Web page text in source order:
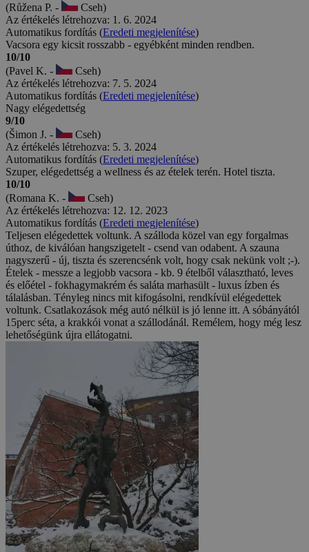
(Růžena P. -
Cseh)
Az értékelés létrehozva: 1. 6. 2024
Automatikus fordítás (Eredeti megjelenítése)
Vacsora egy kicsit rosszabb - egyébként minden rendben.
10/10
(Pavel K. -
Cseh)
Az értékelés létrehozva: 7. 5. 2024
Automatikus fordítás (Eredeti megjelenítése)
Nagy elégedettség
9/10
(Šimon J. -
Cseh)
Az értékelés létrehozva: 5. 3. 2024
Automatikus fordítás (Eredeti megjelenítése)
Szuper, elégedettség a wellness és az ételek terén. Hotel tiszta.
10/10
(Romana K. -
Cseh)
Az értékelés létrehozva: 12. 12. 2023
Automatikus fordítás (Eredeti megjelenítése)
Teljesen elégedettek voltunk. A szálloda közel van egy forgalmas
úthoz, de kiválóan hangszigetelt - csend van odabent. A szauna
nagyszerű - új, tiszta és szerencsénk volt, hogy csak nekünk volt ;-).
Ételek - messze a legjobb vacsora - kb. 9 ételből választható, leves
és előétel - fokhagymakrém és saláta marhasült - luxus ízben és
tálalásban. Tényleg nincs mit kifogásolni, rendkívül elégedettek
voltunk. Csatlakozások még autó nélkül is jó lenne itt. A sóbányától
15perc séta, a krakkói vonat a szállodánál. Remélem, hogy még lesz
lehetőségünk újra ellátogatni.